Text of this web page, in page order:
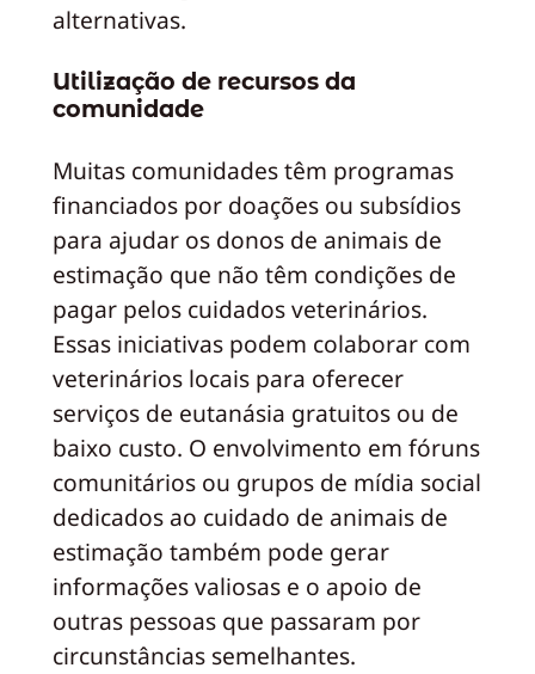
alternativas.
Utilização de recursos da
comunidade
Muitas comunidades têm programas
financiados por doações ou subsídios
para ajudar os donos de animais de
estimação que não têm condições de
pagar pelos cuidados veterinários.
Essas iniciativas podem colaborar com
veterinários locais para oferecer
serviços de eutanásia gratuitos ou de
baixo custo. O envolvimento em fóruns
comunitários ou grupos de mídia social
dedicados ao cuidado de animais de
estimação também pode gerar
informações valiosas e o apoio de
outras pessoas que passaram por
circunstâncias semelhantes.